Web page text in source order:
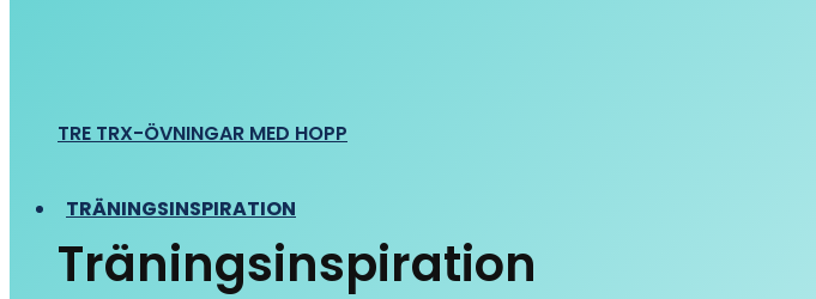
TRE TRX-ÖVNINGAR MED HOPP
TRÄNINGSINSPIRATION
Träningsinspiration